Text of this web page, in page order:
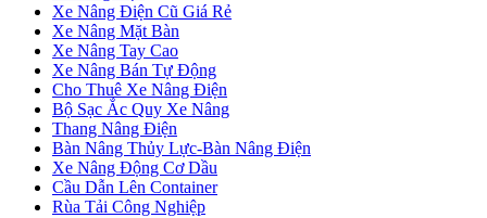
Xe Nâng Điện Cũ Giá Rẻ
Xe Nâng Mặt Bàn
Xe Nâng Tay Cao
Xe Nâng Bán Tự Động
Cho Thuê Xe Nâng Điện
Bộ Sạc Ắc Quy Xe Nâng
Thang Nâng Điện
Bàn Nâng Thủy Lực-Bàn Nâng Điện
Xe Nâng Động Cơ Dầu
Cầu Dẫn Lên Container
Rùa Tải Công Nghiệp